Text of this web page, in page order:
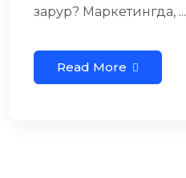
зарур? Маркетингда, ...
Read More